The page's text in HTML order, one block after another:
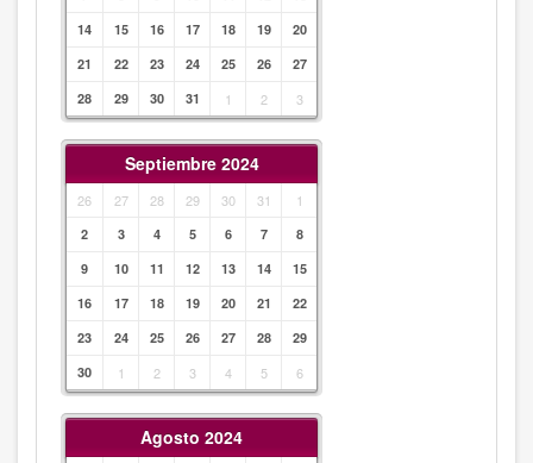
14
15 16 17 18 19
20
21
22 23 24 25 26
27
28
29 30 31 1 2 3
Septiembre 2024
26 27 28 29 30 31 1
2 3 4 5 6 7
8
9
10 11 12 13 14
15
16
17 18 19 20 21
22
23
24 25 26 27 28
29
30
1 2 3 4 5 6
Agosto 2024